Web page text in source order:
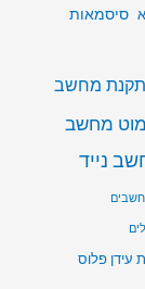
סיסמאות
מחשב
מחשב
נייד
עידן פלוס